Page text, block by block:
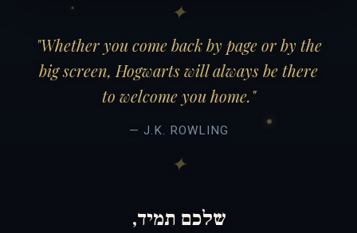
"Whether you come back by page or by the
big screen, Hogwarts will always be there
to welcome you home."
— J.K. ROWLING
שלכם תמיד,